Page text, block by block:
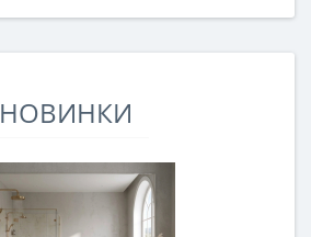
НОВИНКИ